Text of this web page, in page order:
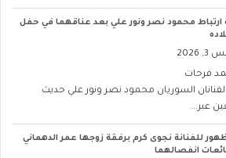
ارتباط محمود نصر ونور علي بعد عناقهما في حفل
فرحات
السوريان محمود نصر ونور علي حديث
عبر...
للفنانة نجوى كرم برفقة زوجها عمر الدهماني
انفصالهما